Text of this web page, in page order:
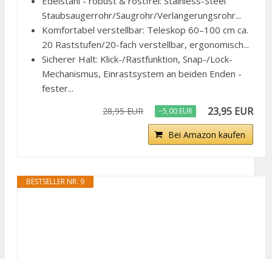
Staubsaugerrohr/Saugrohr/Verlängerungsrohr...
Komfortabel verstellbar: Teleskop 60–100 cm ca.
20 Raststufen/20-fach verstellbar, ergonomisch...
Sicherer Halt: Klick-/Rastfunktion, Snap-/Lock-
Mechanismus, Einrastsystem an beiden Enden -
fester...
28,95 EUR −5,00 EUR 23,95 EUR
Bei Amazon kaufen
BESTSELLER NR. 9